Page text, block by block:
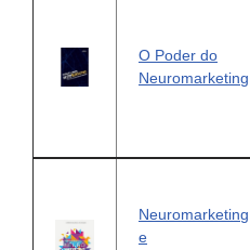
O Poder do
Neuromarketing
Neuromarketing
e